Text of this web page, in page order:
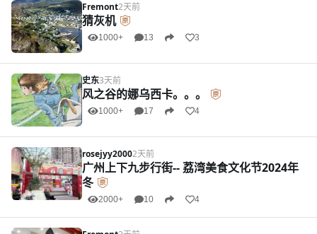
Fremont2天前
猜灰机
1000+ 13 3
史东3天前
风之谷的娜乌西卡。。。
1000+ 17 4
rosejyy20002天前
广州上下九步行街-- 荔湾美食文化节2024年
冬
2000+ 10 4